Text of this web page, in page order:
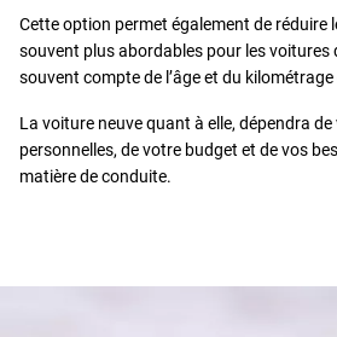
Cette option permet également de réduire
souvent plus abordables pour les voitures
souvent compte de l’âge et du
La voiture neuve quant à elle, dépendra
personnelles, de votre budget et de vos
matière de conduite.